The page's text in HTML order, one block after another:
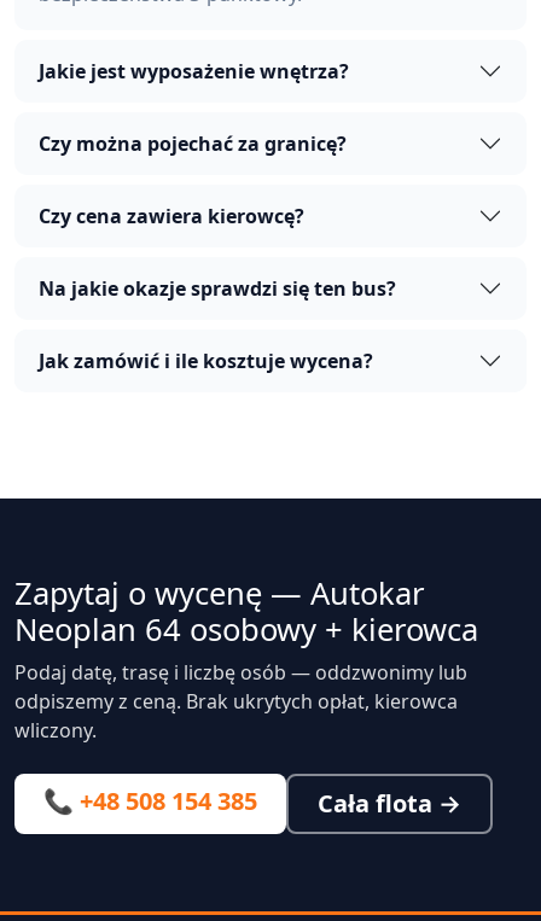
Jakie jest wyposażenie wnętrza?
Czy można pojechać za granicę?
Czy cena zawiera kierowcę?
Na jakie okazje sprawdzi się ten bus?
Jak zamówić i ile kosztuje wycena?
Zapytaj o wycenę — Autokar
Neoplan 64 osobowy + kierowca
Podaj datę, trasę i liczbę osób — oddzwonimy lub
odpiszemy z ceną. Brak ukrytych opłat, kierowca
wliczony.
📞 +48 508 154 385 Cała flota →